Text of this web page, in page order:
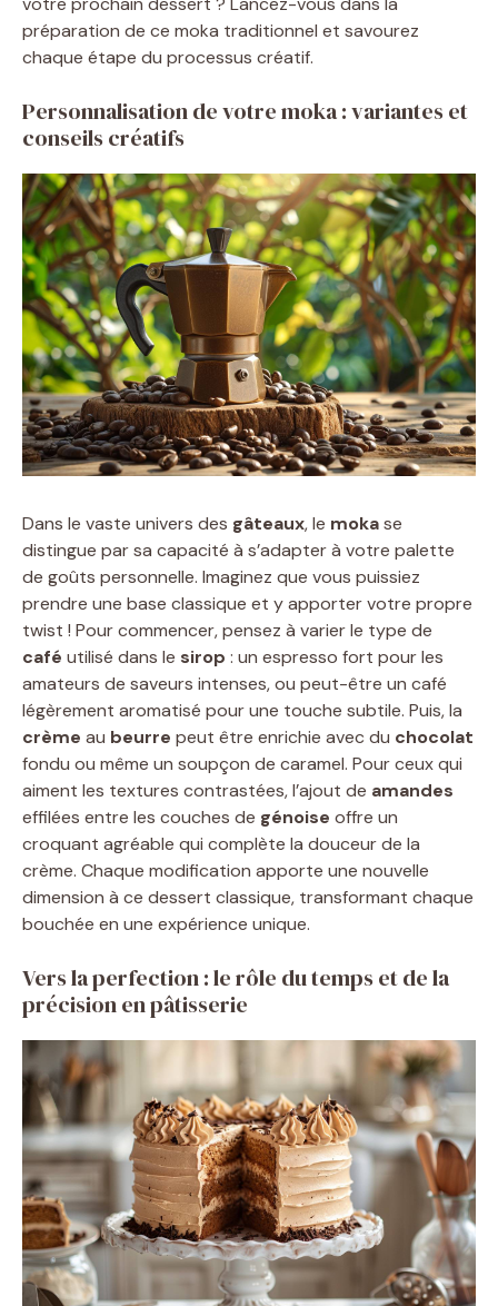
préparation de ce moka traditionnel et savourez
chaque étape du processus créatif.
Personnalisation de votre moka : variantes et
conseils créatifs
Dans le vaste univers des gâteaux, le mokase
distingue par sa capacité à s’adapter à votre palette
de goûts personnelle. Imaginez que vous puissiez
prendre une base classique et y apporter votre propre
twist ! Pour commencer, pensez à varier le type de
café utilisé dans le sirop : un espresso fort pour les
amateurs de saveurs intenses, ou peut-être un café
légèrement aromatisé pour une touche subtile. Puis, la
crème au beurre peut être enrichie avec du chocolat
fondu ou même un soupçon de caramel. Pour ceux qui
aiment les textures contrastées, l’ajout de amandes
effilées entre les couches de génoise offre un
croquant agréable qui complète la douceur de la
crème. Chaque modification apporte une nouvelle
dimension à ce dessert classique, transformant chaque
bouchée en une expérience unique.
Vers la perfection : le rôle du temps et de la
précision en pâtisserie